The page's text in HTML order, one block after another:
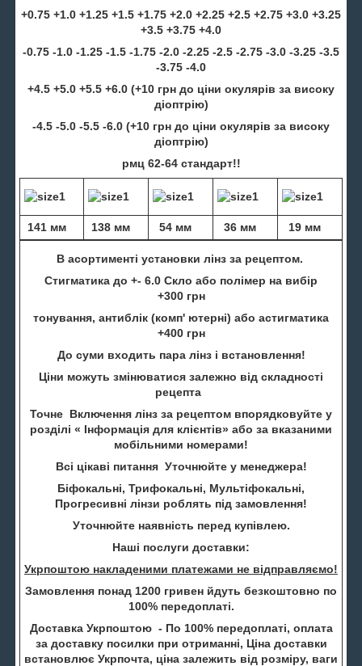
+0.75 +1.0 +1.25 +1.5 +1.75 +2.0 +2.25 +2.5 +2.75 +3.0 +3.25
+3.5 +3.75 +4.0
-0.75 -1.0 -1.25 -1.5 -1.75 -2.0 -2.25 -2.5 -2.75 -3.0 -3.25 -3.5
-3.75 -4.0
+4.5 +5.0 +5.5 +6.0 (+10 грн до ціни окулярів за високу
діоптрію)
-4.5 -5.0 -5.5 -6.0 (+10 грн до ціни окулярів за високу
діоптрію)
рмц 62-64 стандарт!!
141 мм 138 мм 54 мм 36 мм 19 мм
В асортименті установки лінз за рецептом.
Стигматика до +- 6.0 Скло або полімер на вибір
+300 грн
тонування, антиблік (комп' ютерні) або астигматика
+400 грн
До суми входить пара лінз і встановлення!
Ціни можуть змінюватися залежно від складності
рецепта
Точне Включення лінз за рецептом впорядковуйте у
розділі « Інформація для клієнтів» або за вказаними
мобільними номерами!
Всі цікаві питання Уточнюйте у менеджера!
Біфокальні, Трифокальні, Мультіфокальні,
Прогресивні лінзи роблять під замовлення!
Уточнюйте наявність перед купівлею.
Наші послуги доставки:
Укрпоштою накладеними платежами не відправляємо!
Замовлення понад 1200 гривен йдуть безкоштовно по
100% передоплаті.
Доставка Укрпоштою - По 100% передоплаті, оплата
за доставку посилки при отриманні, Ціна доставки
встановлює Укрпочта, ціна залежить від розміру, ваги